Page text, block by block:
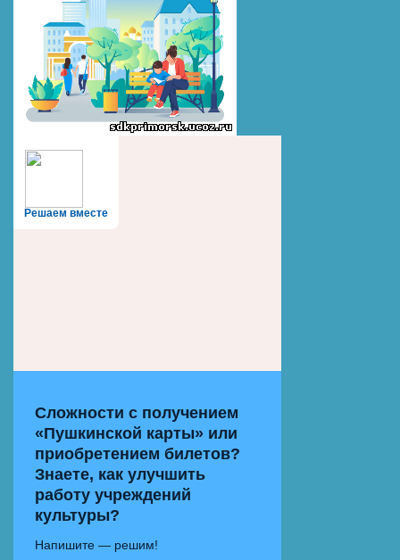
Решаем вместе
Сложности с получением
«Пушкинской карты» или
приобретением билетов?
Знаете, как улучшить
работу учреждений
культуры?
Напишите — решим!